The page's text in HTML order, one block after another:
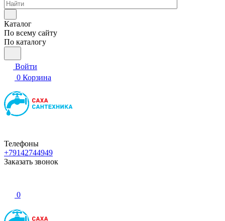
Каталог
По всему сайту
По каталогу
Войти
0 Корзина
Телефоны
+79142744949
Заказать звонок
0